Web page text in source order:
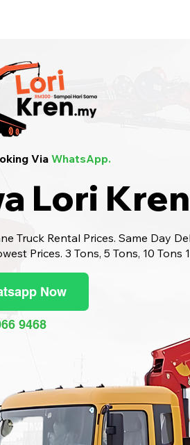
Via WhatsApp.
Lori
Truck Rental Prices. Same Day
Prices. 3 Tons, 5 Tons, 10 Tons
Now
9468